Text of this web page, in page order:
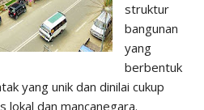
struktur
bangunan
yang
berbentuk
yang unik dan dinilai cukup
lokal dan mancanegara.